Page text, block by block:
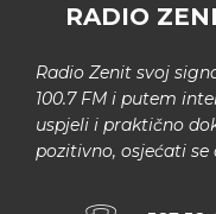
RADIO
Radio Zenit svoj
100.7 FM i putem
uspjeli i praktično
pozitivno, osjećati